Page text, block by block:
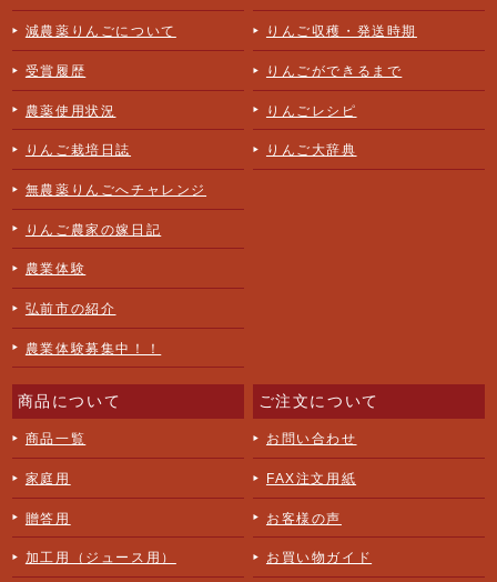
減農薬りんごについて
受賞履歴
農薬使用状況
りんご栽培日誌
無農薬りんごへチャレンジ
りんご農家の嫁日記
農業体験
弘前市の紹介
農業体験募集中！！
りんご収穫・発送時期
りんごができるまで
りんごレシピ
りんご大辞典
商品について
商品一覧
家庭用
贈答用
加工用（ジュース用）
ご注文について
お問い合わせ
FAX注文用紙
お客様の声
お買い物ガイド